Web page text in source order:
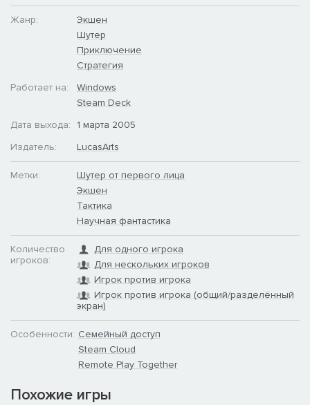
Жанр:
Экшен
Шутер
Приключение
Стратегия
Работает на:
Windows
Steam Deck
Дата выхода:
1 марта 2005
Издатель:
LucasArts
Метки:
Шутер от первого лица
Экшен
Тактика
Научная фантастика
Количество
игроков:
Для одного игрока
Для нескольких игроков
Игрок против игрока
Игрок против игрока (общий/разделённый
экран)
Особенности: Семейный доступ
Steam Cloud
Remote Play Together
Похожие игры